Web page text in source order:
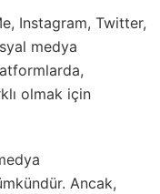
Instagram, Twitter,
medya
olmak için
Ancak,